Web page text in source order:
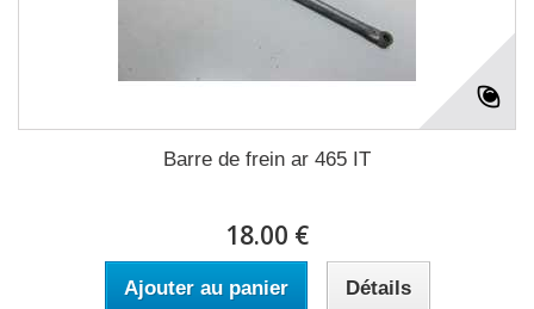
Barre de frein ar 465 IT
18.00 €
Ajouter au panier Détails